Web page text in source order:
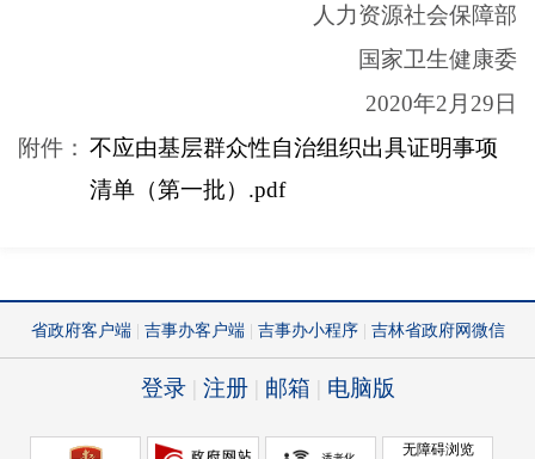
人力资源社会保障部
国家卫生健康委
2020年2月29日
附件： 不应由基层群众性自治组织出具证明事项
清单（第一批）.pdf